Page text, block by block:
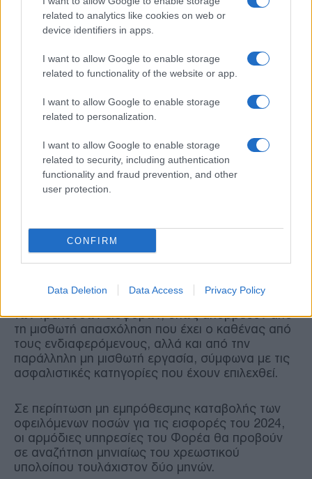
related to analytics like cookies on web or
device identifiers in apps.
I want to allow Google to enable storage
related to functionality of the website or app.
I want to allow Google to enable storage
related to personalization.
I want to allow Google to enable storage
related to security, including authentication
functionality and fraud prevention, and other
user protection.
CONFIRM
Data Deletion Data Access Privacy Policy
Αν η απασχόληση με μπλοκάκι είναι στον ίδιο
εργοδότη, στον οποίο απασχολείται ως
μισθωτός, δεν ισχύει η απαλλαγή και πληρώνει
εισφορές και για τα εισοδήματα από το μπλοκάκι.
Για νέους με επαγγελματική δραστηριότητα έως 5
έτη, εφόσον υπάρχει παράλληλη μισθωτή
εισφορά της μισθωτής απασχόλησης καλύπτει το
ποσό της πρώτης ασφαλιστικής κατηγορίας, ήτοι
τα 238,23 ευρώ. Η διαφορά ανάμεσα στην πρώτη
και τη δεύτερη ασφαλιστική κατηγορία, την οποία
οφειλή και δεν αναζητείται».
ότι η καταβολή των περσινών εισφορών
πραγματοποιείται παράλληλα με την καταβολή και
των τρεχουσών εισφορών, όπως απορρέουν από
τη μισθωτή απασχόληση που έχει ο καθένας από
τους ενδιαφερόμενους, αλλά και από την
παράλληλη μη μισθωτή εργασία, σύμφωνα με τις
ασφαλιστικές κατηγορίες που έχουν επιλεχθεί.
Σε περίπτωση μη εμπρόθεσμης καταβολής των
οφειλόμενων ποσών για τις εισφορές του 2024,
οι αρμόδιες υπηρεσίες του Φορέα θα προβούν
σε αναζήτηση μηνιαίως του χρεωστικού
υπολοίπου τουλάχιστον δύο μηνών.